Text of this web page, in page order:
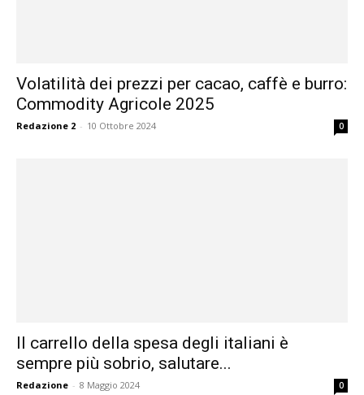
Volatilità dei prezzi per cacao, caffè e burro:
Commodity Agricole 2025
Redazione 2 - 10 Ottobre 2024 0
Il carrello della spesa degli italiani è
sempre più sobrio, salutare...
Redazione - 8 Maggio 2024 0